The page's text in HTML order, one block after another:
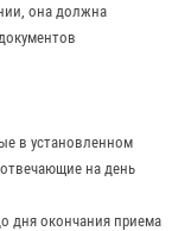
она должна
в установленном
на день
дня окончания приема